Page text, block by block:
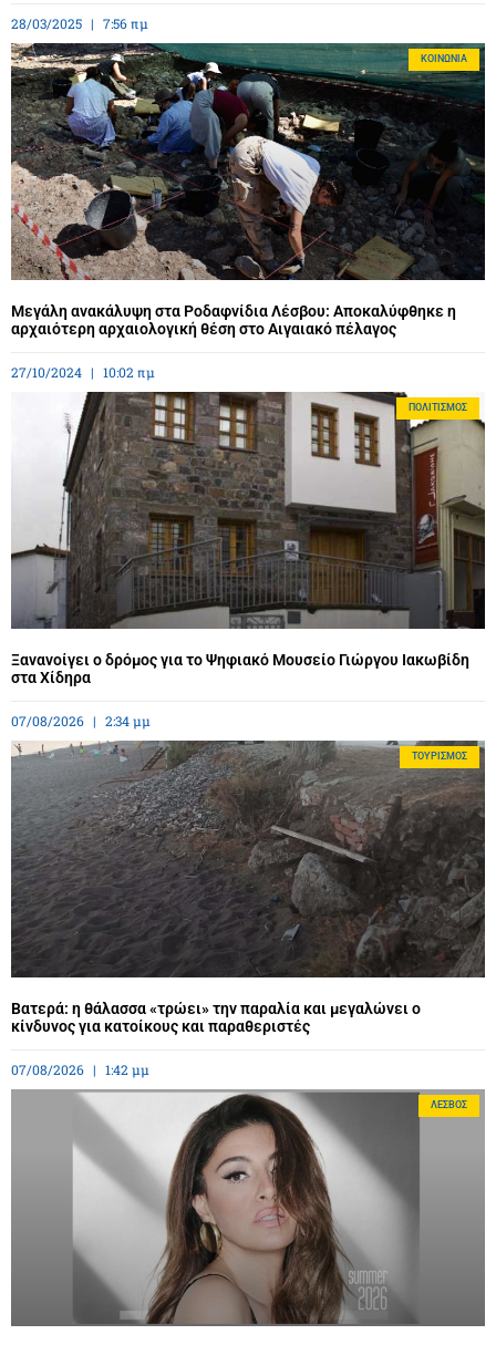
28/03/2025 7:56 πμ
ΚΟΙΝΩΝΊΑ
Μεγάλη ανακάλυψη στα Ροδαφνίδια Λέσβου: Αποκαλύφθηκε η
αρχαιότερη αρχαιολογική θέση στο Αιγαιακό πέλαγος
27/10/2024 10:02 πμ
ΠΟΛΙΤΙΣΜΌΣ
Ξανανοίγει ο δρόμος για το Ψηφιακό Μουσείο Γιώργου Ιακωβίδη
στα Χίδηρα
07/08/2026 2:34 μμ
ΤΟΥΡΙΣΜΌΣ
Βατερά: η θάλασσα «τρώει» την παραλία και μεγαλώνει ο
κίνδυνος για κατοίκους και παραθεριστές
07/08/2026 1:42 μμ
ΛΈΣΒΟΣ